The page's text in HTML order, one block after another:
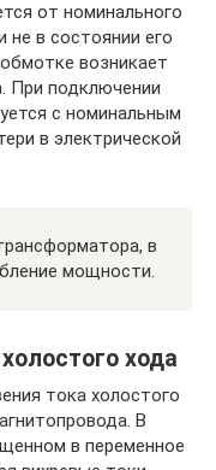
от номинального
не в состоянии его
возникает
При подключении
с номинальным
в электрической
в
мощности.
хода
тока холостого
В
в переменное